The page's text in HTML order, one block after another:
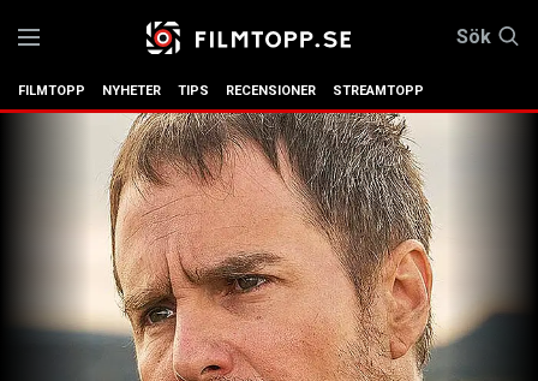
Sök
FILMTOPP NYHETER TIPS RECENSIONER STREAMTOPP